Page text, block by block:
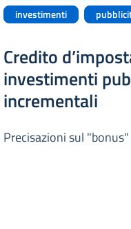
investimenti
Credito
investimenti
incrementali
Precisazioni sul